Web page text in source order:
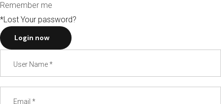
Remember me
*Lost Your password?
Login now